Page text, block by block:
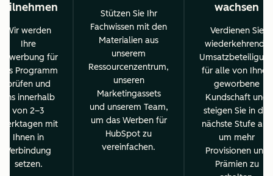
Wir werden
Ihre
für
Programm
prüfen und
uns innerhalb
von 2–3
mit
Ihnen in
Verbindung
setzen.
Stützen Sie Ihr
Fachwissen mit den
Materialien aus
unserem
Ressourcenzentrum,
unseren
Marketingassets
und unserem Team,
um das Werben für
HubSpot zu
vereinfachen.
wachsen
Verdienen Sie
wiederkehrende
für alle von Ihnen
geworbene
Kundschaft und
steigen Sie in die
nächste Stufe auf,
um mehr
Provisionen und
Prämien zu